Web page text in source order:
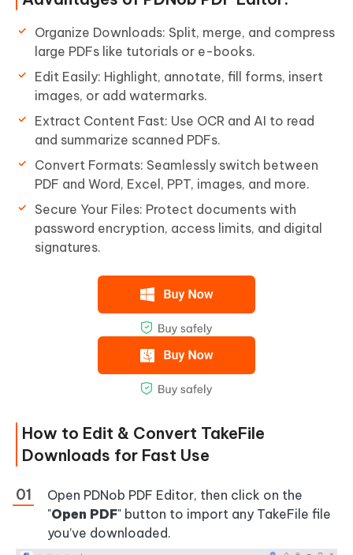
Organize Downloads: Split, merge, and compress
large PDFs like tutorials or e-books.
Edit Easily: Highlight, annotate, fill forms, insert
images, or add watermarks.
Extract Content Fast: Use OCR and AI to read
and summarize scanned PDFs.
Convert Formats: Seamlessly switch between
PDF and Word, Excel, PPT, images, and more.
Secure Your Files: Protect documents with
password encryption, access limits, and digital
signatures.
How to Edit & Convert TakeFile
Downloads for Fast Use
Open PDNob PDF Editor, then click on the
"Open PDF" button to import any TakeFile file
you’ve downloaded.